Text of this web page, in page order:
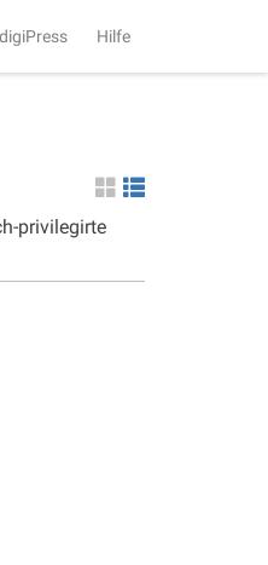
digiPress Hilfe
privilegirte